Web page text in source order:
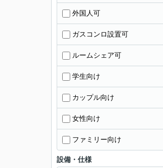
外国人可
ガスコンロ設置可
ルームシェア可
学生向け
カップル向け
女性向け
ファミリー向け
設備・仕様